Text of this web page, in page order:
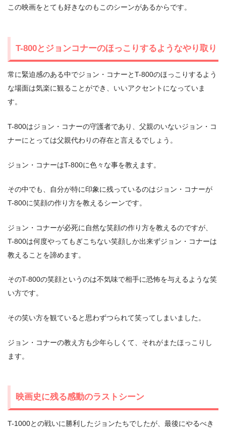
この映画をとても好きなのもこのシーンがあるからです。
T-800とジョンコナーのほっこりするようなやり取り
常に緊迫感のある中でジョン・コナーとT-800のほっこりするよう
な場面は気楽に観ることができ、いいアクセントになっていま
す。
T-800はジョン・コナーの守護者であり、父親のいないジョン・コ
ナーにとっては父親代わりの存在と言えるでしょう。
ジョン・コナーはT-800に色々な事を教えます。
その中でも、自分が特に印象に残っているのはジョン・コナーが
T-800に笑顔の作り方を教えるシーンです。
ジョン・コナーが必死に自然な笑顔の作り方を教えるのですが、
T-800は何度やってもぎこちない笑顔しか出来ずジョン・コナーは
教えることを諦めます。
そのT-800の笑顔というのは不気味で相手に恐怖を与えるような笑
い方です。
その笑い方を観ていると思わずつられて笑ってしまいました。
ジョン・コナーの教え方も少年らしくて、それがまたほっこりし
ます。
映画史に残る感動のラストシーン
T-1000との戦いに勝利したジョンたちでしたが、最後にやるべき